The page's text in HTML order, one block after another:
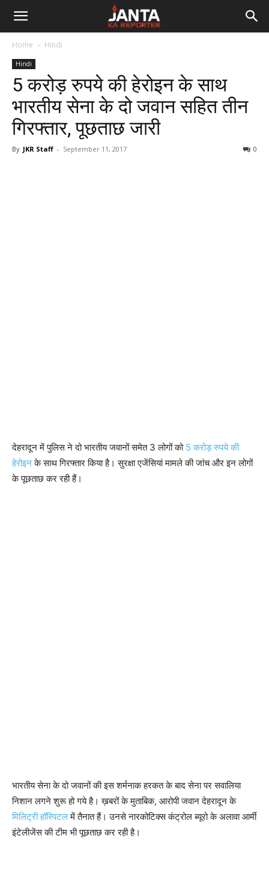
Janta
Reporter
Home Hindi
Hindi
5 करोड़ रुपये की हेरोइन के साथ
भारतीय सेना के दो जवान सहित तीन
गिरफ्तार, पूछताछ जारी
By JKR Staff - September 11, 2017 0
देहरादून में पुलिस ने दो भारतीय जवानों समेत 3 लोगों को5 करोड़ रुपये की
हेरोइनके साथ गिरफ्तार किया है। सुरक्षा एजेंसियां मामले की जांच और इन लोगों
के पूछताछ कर रही हैं।
भारतीय सेना के दो जवानों की इस शर्मनाक हरकत के बाद सेना पर सवालिया
निशान लगने शुरू हो गये है। ख़बरों के मुताबिक, आरोपी जवान देहरादून के
मिलिट्री हॉस्पिटलमें तैनात हैं। उनसे नारकोटिक्स कंट्रोल ब्यूरो के अलावा आर्मी
इंटेलीजेंस की टीम भी पूछताछ कर रही है।